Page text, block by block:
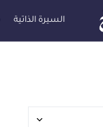
السيرة الذاتية